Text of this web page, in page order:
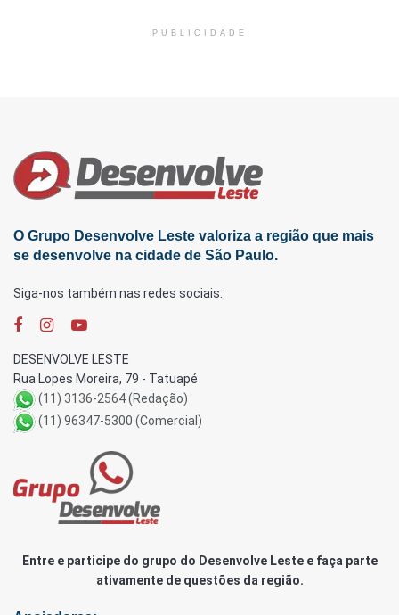
PUBLICIDADE
O Grupo Desenvolve Leste valoriza a região que mais
se desenvolve na cidade de São Paulo.
Siga-nos também nas redes sociais:
DESENVOLVE LESTE
Rua Lopes Moreira, 79 - Tatuapé
(11) 3136-2564 (Redação)
(11) 96347-5300 (Comercial)
Entre e participe do grupo do Desenvolve Leste e faça parte
ativamente de questões da região.